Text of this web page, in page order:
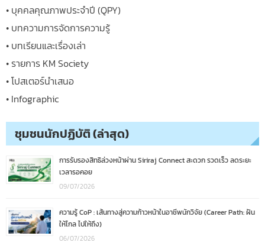
• บุคคลคุณภาพประจำปี (QPY)
• บทความการจัดการความรู้
• บทเรียนและเรื่องเล่า
• รายการ KM Society
• โปสเตอร์นำเสนอ
• Infographic
ชุมชนนักปฏิบัติ (ล่าสุด)
การรับรองสิทธิล่วงหน้าผ่าน Siriraj Connect สะดวก รวดเร็ว ลดระยะ
เวลารอคอย
09/07/2026
ความรู้ CoP : เส้นทางสู่ความก้าวหน้าในอาชีพนักวิจัย (Career Path: ฝัน
ให้ไกล ไปให้ถึง)
06/07/2026